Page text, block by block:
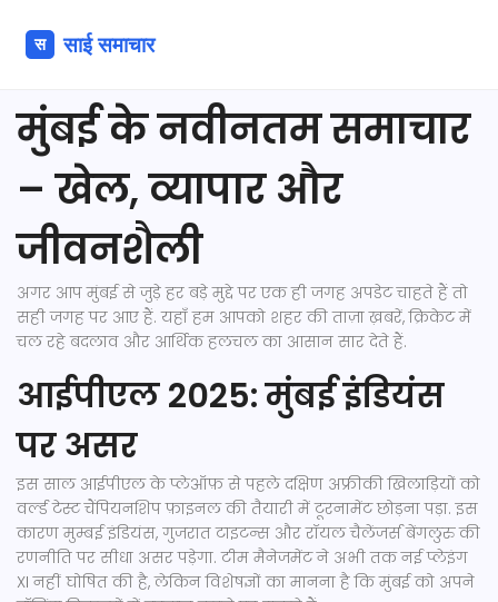
मुंबई के नवीनतम समाचार
– खेल, व्यापार और
जीवनशैली
अगर आप मुंबई से जुड़े हर बड़े मुद्दे पर एक ही जगह अपडेट चाहते हैं तो
सही जगह पर आए हैं. यहाँ हम आपको शहर की ताज़ा ख़बरें, क्रिकेट में
चल रहे बदलाव और आर्थिक हलचल का आसान सार देते हैं.
आईपीएल 2025: मुंबई इंडियंस
पर असर
इस साल आईपीएल के प्लेऑफ़ से पहले दक्षिण अफ्रीकी खिलाड़ियों को
वर्ल्ड टेस्ट चैंपियनशिप फ़ाइनल की तैयारी में टूरनामेंट छोड़ना पड़ा. इस
कारण मुम्बई इंडियंस, गुजरात टाइटन्स और रॉयल चैलेंजर्स बेंगलुरु की
रणनीति पर सीधा असर पड़ेगा. टीम मैनेजमेंट ने अभी तक नई प्लेइंग
XI नहीं घोषित की है, लेकिन विशेषज्ञों का मानना है कि मुंबई को अपने